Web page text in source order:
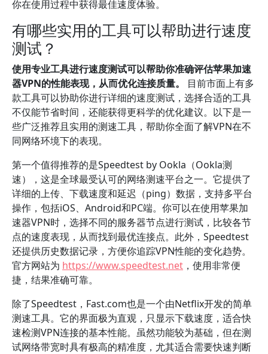
你在使用过程中获得最佳速度体验。
有哪些实用的工具可以帮助进行速度
测试？
使用专业工具进行速度测试可以帮助你准确评估苹果加速
器VPN的性能表现，从而优化连接质量。
目前市面上有多
款工具可以协助你进行详细的速度测试，选择合适的工具
不仅能节省时间，还能获得更科学的优化建议。以下是一
些广泛推荐且实用的测速工具，帮助你全面了解VPN在不
同网络环境下的表现。
第一个值得推荐的是Speedtest by Ookla（Ookla测
速），这是全球最受认可的网络测速平台之一。它提供了
详细的上传、下载速度和延迟（ping）数据，支持多平台
操作，包括iOS、Android和PC端。你可以在使用苹果加
速器VPN时，选择不同的服务器节点进行测试，比较各节
点的速度表现，从而找到最优连接点。此外，Speedtest
还提供历史数据记录，方便你追踪VPN性能的变化趋势。
官方网站为 https://www.speedtest.net ，使用非常便
捷，结果准确可靠。
除了Speedtest，Fast.com也是一个由Netflix开发的简单
测速工具。它的界面极为直观，只显示下载速度，适合快
速检测VPN连接的基本性能。虽然功能较为基础，但在测
试网络带宽时具有极高的精准度，尤其适合需要快速判断